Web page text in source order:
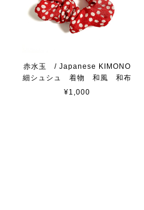
赤水玉 / Japanese KIMONO
細シュシュ 着物 和風 和布
¥1,000